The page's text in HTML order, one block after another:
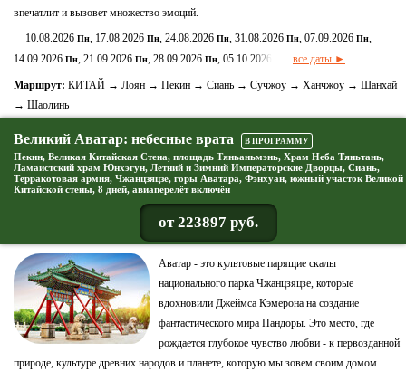
впечатлит и вызовет множество эмоций.
10.08.2026 Пн, 17.08.2026 Пн, 24.08.2026 Пн, 31.08.2026 Пн, 07.09.2026 Пн,
14.09.2026 Пн, 21.09.2026 Пн, 28.09.2026 Пн, 05.10.2026 все даты ►
Маршрут: КИТАЙ → Лоян → Пекин → Сиань → Сучжоу → Ханчжоу → Шанхай
→ Шаолинь
Великий Аватар: небесные врата В ПРОГРАММУ
Пекин, Великая Китайская Стена, площадь Тяньаньмэнь, Храм Неба Тяньтань,
Ламаистский храм Юнхэгун, Летний и Зимний Императорские Дворцы, Сиань,
Терракотовая армия, Чжанцзяцзе, горы Аватара, Фэнхуан, южный участок Великой
Китайской стены, 8 дней, авиаперелёт включён
от 223897 руб.
Аватар - это культовые парящие скалы
национального парка Чжанцзяцзе, которые
вдохновили Джеймса Кэмерона на создание
фантастического мира Пандоры. Это место, где
рождается глубокое чувство любви - к первозданной
природе, культуре древних народов и планете, которую мы зовем своим домом.